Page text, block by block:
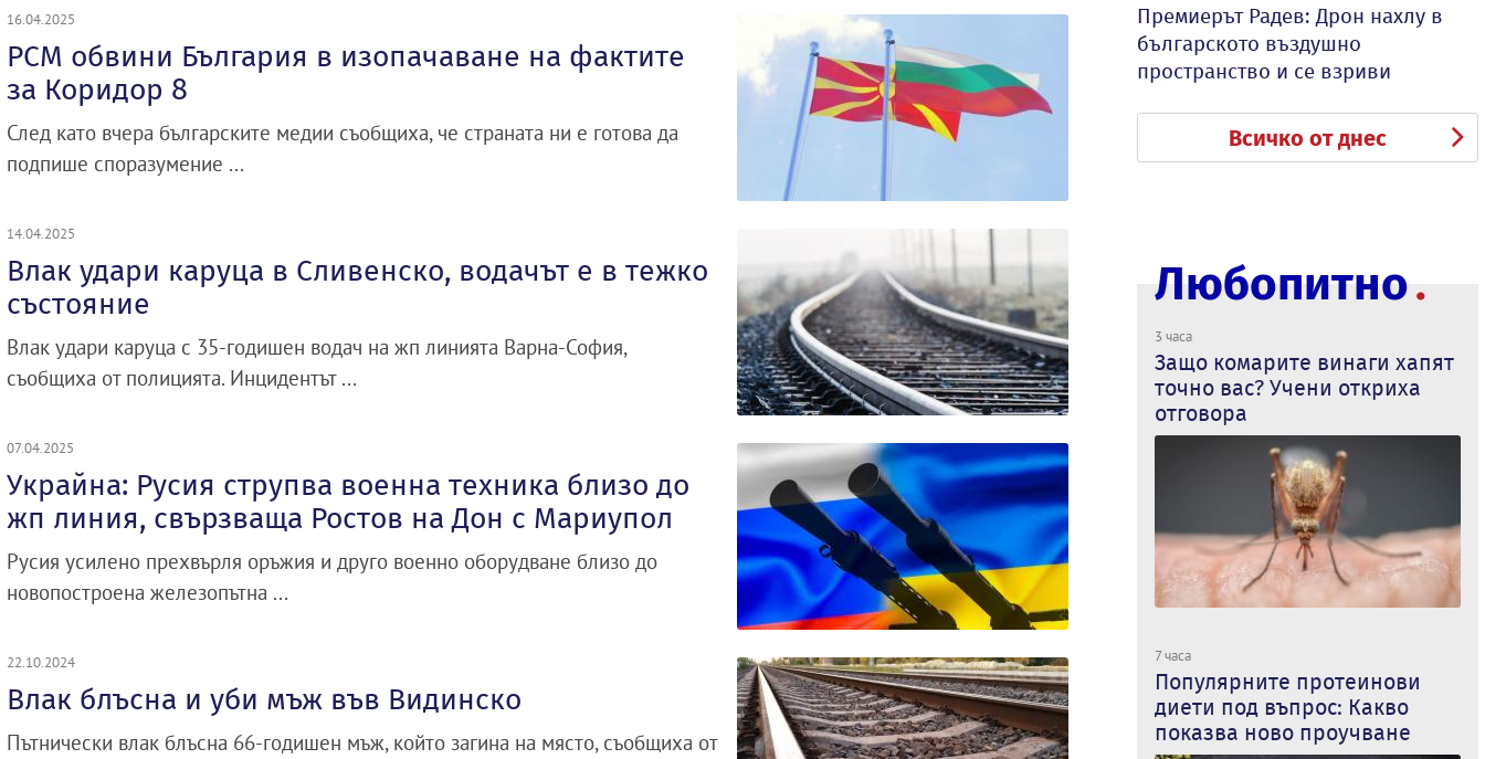
16.04.2025
РСМ обвини България в изопачаване на фактите
за Коридор 8
След като вчера българските медии съобщиха, че страната ни е готова да
подпише споразумение ...
14.04.2025
Влак удари каруца в Сливенско, водачът е в тежко
състояние
Влак удари каруца с 35-годишен водач на жп линията Варна-София,
съобщиха от полицията. Инцидентът ...
07.04.2025
Украйна: Русия струпва военна техника близо до
жп линия, свързваща Ростов на Дон с Мариупол
Русия усилено прехвърля оръжия и друго военно оборудване близо до
новопостроена железопътна ...
22.10.2024
Влак блъсна и уби мъж във Видинско
Пътнически влак блъсна 66-годишен мъж, който загина на място, съобщиха от
Премиерът Радев: Дрон нахлу в
българското въздушно
пространство и се взриви
Всичко от днес
Любопитно
3 часа
Защо комарите винаги хапят
точно вас? Учени откриха
отговора
7 часа
Популярните протеинови
диети под въпрос: Какво
показва ново проучване